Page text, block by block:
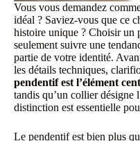
Vous vous demandez
idéal ? Saviez-vous que ce
histoire unique ? Choisir un
seulement suivre une
partie de votre identité.
les détails techniques,
pendentif est l’élément
tandis qu’un collier désigne
distinction est essentielle
Le pendentif est bien plus